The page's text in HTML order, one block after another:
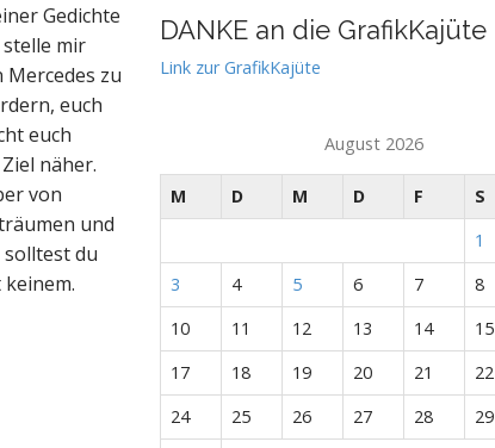
Gedichte
mir
zu
euch
euch
näher.
von
und
du
DANKE an die GrafikKajüte
Link zur GrafikKajüte
August 2026
M D M D F S
1
3
4 5 6 7 8
10
11 12 13 14 15
17
18 19 20 21 22
24
25 26 27 28 29